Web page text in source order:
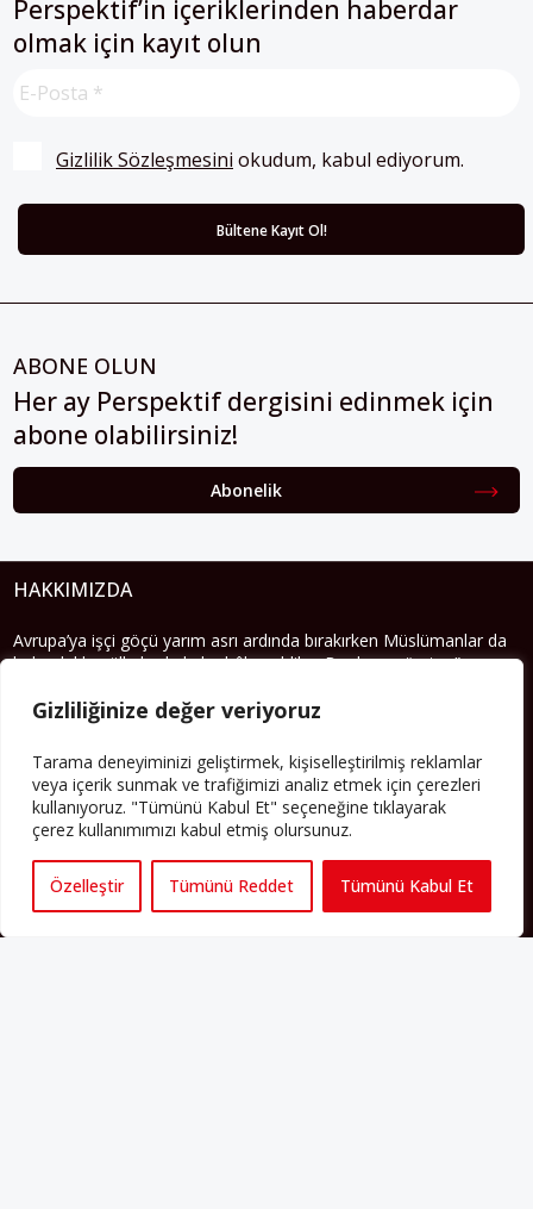
Gizliliğinize değer veriyoruz
Tarama deneyiminizi geliştirmek, kişiselleştirilmiş reklamlar
veya içerik sunmak ve trafiğimizi analiz etmek için çerezleri
kullanıyoruz. "Tümünü Kabul Et" seçeneğine tıklayarak
çerez kullanımımızı kabul etmiş olursunuz.
Özelleştir Tümünü Reddet Tümünü Kabul Et
Perspektif’in içeriklerinden haberdar
olmak için kayıt olun
Gizlilik Sözleşmesini okudum, kabul ediyorum.
ABONE OLUN
Her ay Perspektif dergisini edinmek için
abone olabilirsiniz!
Abonelik
HAKKIMIZDA
Avrupa’ya işçi göçü yarım asrı ardında bırakırken Müslümanlar da
bulundukları ülkelerde kalıcı hâle geldiler. Bu durum “vatan”,
sorgulanmasına neden oldu. Avrupa’da yerleşik bir Müslüman
cemaatin oluşması, hem yerleşik kültür ve siyasi düzen için, hem
de Müslümanlar için yeni sorulara da kapı araladı.
Yazının devamı
PERSPEKTIF’I SOSYAL MEDYADA TAKIP EDEBILIRSINIZ